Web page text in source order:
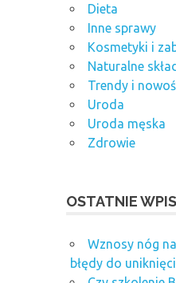
Dieta
Inne sprawy
Kosmetyki i
Naturalne
Trendy i
Uroda
Uroda męska
Zdrowie
OSTATNIE
Wznosy nóg
błędy do